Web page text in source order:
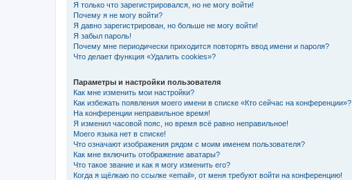
Я только что зарегистрировался, но не могу войти!
Почему я не могу войти?
Я давно зарегистрирован, но больше не могу войти!
Я забыл пароль!
Почему мне периодически приходится повторять ввод имени и пароля?
Что делает функция «Удалить cookies»?
Параметры и настройки пользователя
Как мне изменить мои настройки?
Как избежать появления моего имени в списке «Кто сейчас на конференции»?
На конференции неправильное время!
Я изменил часовой пояс, но время всё равно неправильное!
Моего языка нет в списке!
Что означают изображения рядом с моим именем пользователя?
Как мне включить отображение аватары?
Что такое звание и как я могу изменить его?
Когда я щёлкаю по ссылке «email», от меня требуют войти на конференцию!